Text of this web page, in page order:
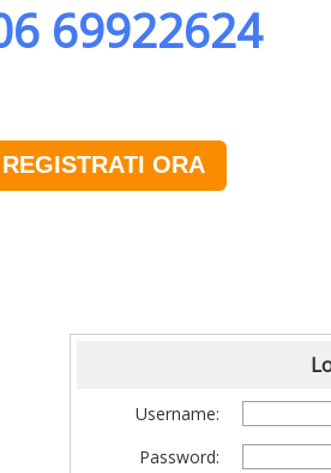
69922624
REGISTRATI ORA
Username:
Password: